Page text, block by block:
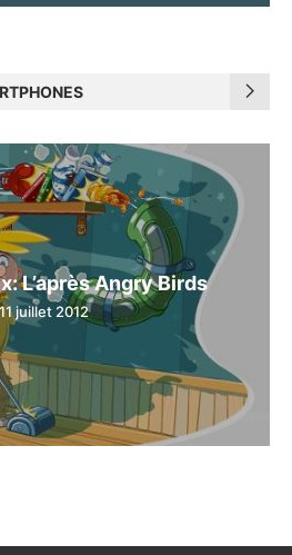
L’après Angry Birds
juillet 2012